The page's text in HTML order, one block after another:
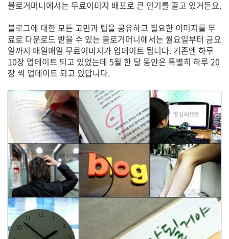
블로거머니에서는 무료이미지 배포로 큰 인기를 끌고 있거든요.
블로그에 대한 모든 고민과 팁을 공유하고 필요한 이미지를 무
료로 다운로드 받을 수 있는 블로거머니에서는 월요일부터 금요
일까지 매일매일 무료이미지가 업데이트 됩니다. 기존엔 하루
10장 업데이트 되고 있었는데 5월 한 달 동안은 특별히 하루 20
장 씩 업데이트 되고 있답니다.